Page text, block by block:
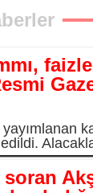
soran